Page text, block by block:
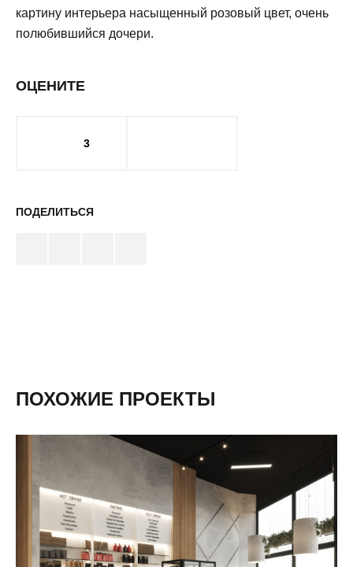
картину интерьера насыщенный розовый цвет, очень
полюбившийся дочери.
ОЦЕНИТЕ
3
ПОДЕЛИТЬСЯ
ПОХОЖИЕ ПРОЕКТЫ